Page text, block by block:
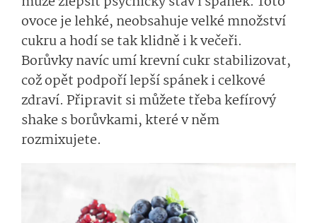
ovoce je lehké, neobsahuje velké množství
cukru a hodí se tak klidně i k večeři.
Borůvky navíc umí krevní cukr stabilizovat,
což opět podpoří lepší spánek i celkové
zdraví. Připravit si můžete třeba kefírový
shake s borůvkami, které v něm
rozmixujete.